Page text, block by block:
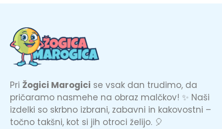
Pri Žogici Marogici se vsak dan trudimo, da
pričaramo nasmehe na obraz malčkov! ✨ Naši
izdelki so skrbno izbrani, zabavni in kakovostni –
točno takšni, kot si jih otroci želijo. 🎈